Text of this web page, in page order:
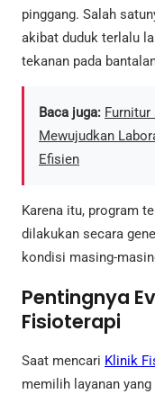
pinggang. Salah
akibat duduk terlalu
tekanan pada
Baca juga: Furnitur
Mewujudkan
Efisien
Karena itu, program
dilakukan secara
kondisi masing-
Pentingnya
Fisioterapi
Saat mencari Klinik
memilih layanan